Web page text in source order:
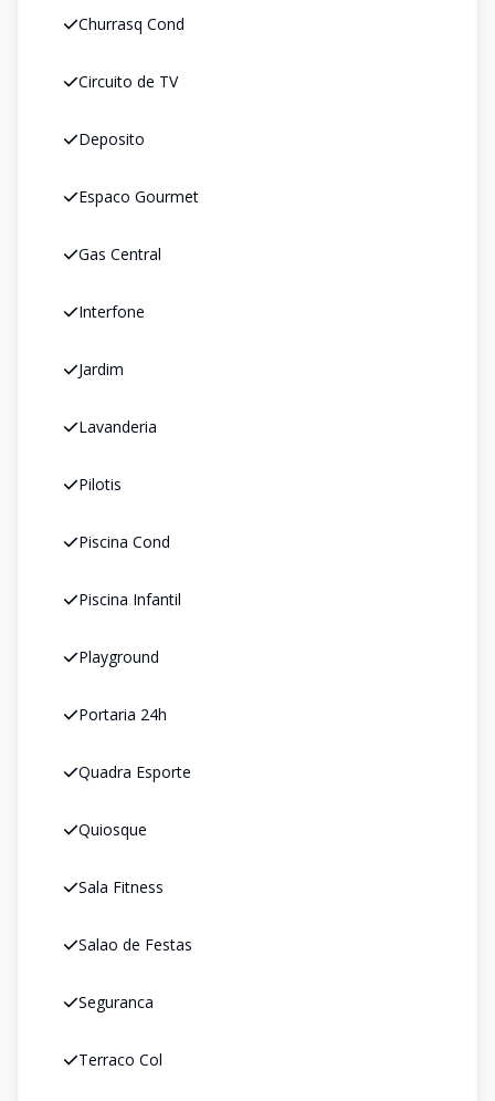
Churrasq Cond
Circuito de TV
Deposito
Espaco Gourmet
Gas Central
Interfone
Jardim
Lavanderia
Pilotis
Piscina Cond
Piscina Infantil
Playground
Portaria 24h
Quadra Esporte
Quiosque
Sala Fitness
Salao de Festas
Seguranca
Terraco Col